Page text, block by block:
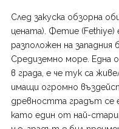
След закуска обзорна
цената). Фетие (Fethiye)
разположен на западния
Средиземно море. Една
в града, е че тук са
имащи огромно
древността градът се
като един от най-